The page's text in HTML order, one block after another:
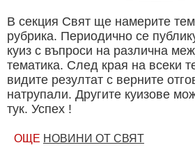
В секция Свят ще намерите
рубрика. Периодично се
куиз с въпроси на различна
тематика. След края на всеки
видите резултат с верните
натрупали. Другите куизове
тук. Успех !
ОЩЕ НОВИНИ ОТ СВЯТ